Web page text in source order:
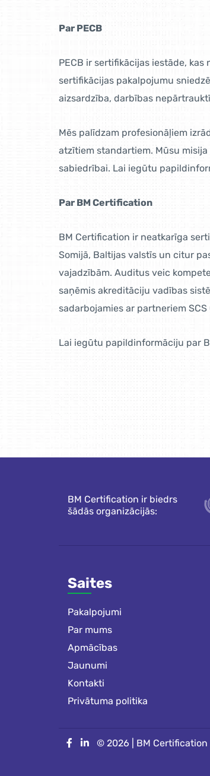
Par PECB
PECB ir sertifikācijas iestāde,
sertifikācijas pakalpojumu
aizsardzība, darbības
Mēs palīdzam profesionāļiem
atzītiem standartiem. Mūsu
sabiedrībai. Lai iegūtu
Par BM Certification
BM Certification ir neatkarīga
Somijā, Baltijas valstīs un citur
vajadzībām. Auditus veic
saņēmis akreditāciju vadības
sadarbojamies ar partneriem
Lai iegūtu papildinformāciju par
BM Certification ir biedrs
šādās organizācijās:
Saites
Pakalpojumi
Par mums
Apmācības
Jaunumi
Kontakti
Privātuma politika
© 2026 | BM Certification